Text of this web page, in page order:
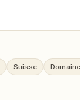
Suisse